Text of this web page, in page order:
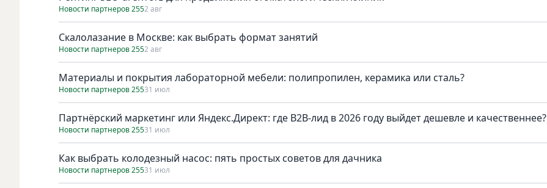
Новости партнеров 2552 авг
Скалолазание в Москве: как выбрать формат занятий
Новости партнеров 2552 авг
Материалы и покрытия лабораторной мебели: полипропилен, керамика или сталь?
Новости партнеров 25531 июл
Партнёрский маркетинг или Яндекс.Директ: где B2B-лид в 2026 году выйдет дешевле и качественнее?
Новости партнеров 25531 июл
Как выбрать колодезный насос: пять простых советов для дачника
Новости партнеров 25531 июл